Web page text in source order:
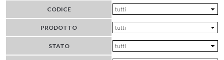
CODICE
PRODOTTO
STATO